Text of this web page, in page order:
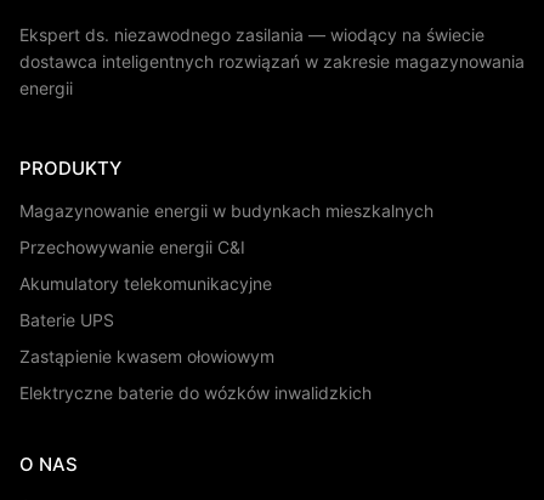
Ekspert ds. niezawodnego zasilania — wiodący na świecie
dostawca inteligentnych rozwiązań w zakresie magazynowania
energii
PRODUKTY
Magazynowanie energii w budynkach mieszkalnych
Przechowywanie energii C&I
Akumulatory telekomunikacyjne
Baterie UPS
Zastąpienie kwasem ołowiowym
Elektryczne baterie do wózków inwalidzkich
O NAS